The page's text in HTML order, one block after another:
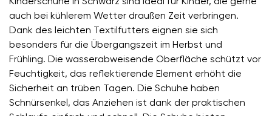
auch bei kühlerem Wetter draußen Zeit verbringen.
Dank des leichten Textilfutters eignen sie sich
besonders für die Übergangszeit im Herbst und
Frühling. Die wasserabweisende Oberfläche schützt vor
Feuchtigkeit, das reflektierende Element erhöht die
Sicherheit an trüben Tagen. Die Schuhe haben
Schnürsenkel, das Anziehen ist dank der praktischen